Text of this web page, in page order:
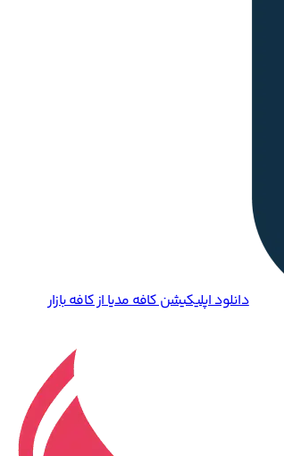
دانلود اپلیکیشن کافه مدیا از کافه بازار